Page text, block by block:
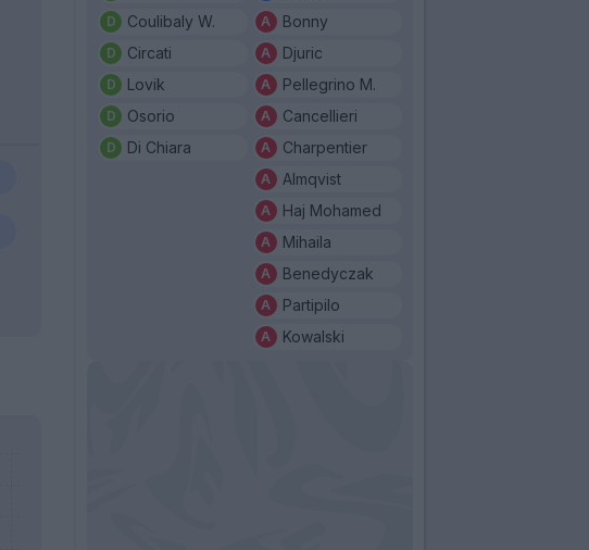
Coulibaly W.
Circati
Lovik
Osorio
Di Chiara
Bonny
Djuric
Pellegrino M.
Cancellieri
Charpentier
Almqvist
Haj Mohamed
Mihaila
Benedyczak
Partipilo
Kowalski